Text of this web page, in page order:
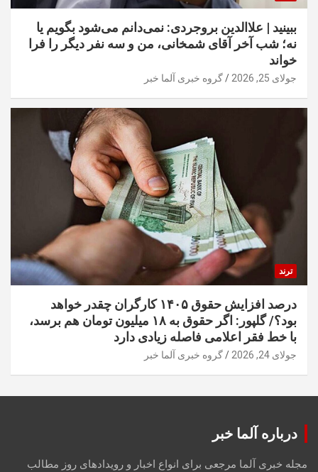
ببینید | علاالدین بروجردی: نمی‌دانم می‌شود بگویم یا
نه؛ شب آخر آقای شمخانی، من و سه نفر دیگر را فرا
خواند
جولای 25, 2026 گروه خبری آلما خبر
ترند
درصد افزایش حقوق ۱۴۰۵ کارگران چقدر خواهد
بود؟/ گلپور: اگر حقوق به ۱۸ میلیون تومان هم برسد،
با خط فقر اعلامی فاصله زیادی دارد
جولای 24, 2026 گروه خبری آلما خبر
درباره آلما خبر
مجله خبری آلما مرجعی برای انواع اخبار و رویدادهای روز مطالب